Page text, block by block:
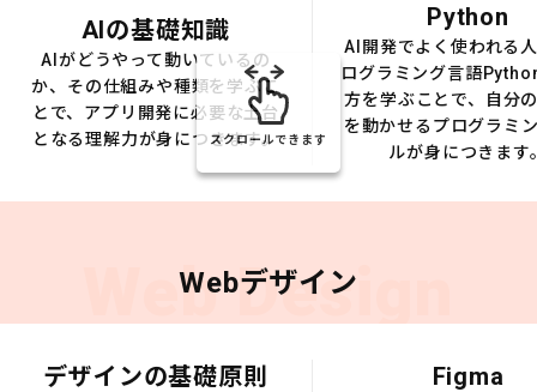
AIの基礎知識
AIがどうやって動いているの
か、その仕組みや種類を学ぶこ
とで、アプリ開発に必要な土台
となる理解力が身につきます。
Python
AI開発でよく使われる
ログラミング言語
方を学ぶことで、自分
を動かせるプログラミ
ルが身につきます
スクロールできます
Web Design
Webデザイン
デザインの基礎原則 Figma